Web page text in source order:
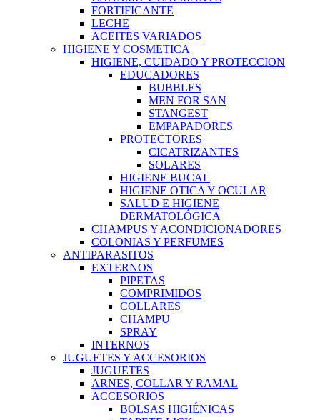
FORTIFICANTE
LECHE
ACEITES VARIADOS
HIGIENE Y COSMETICA
HIGIENE, CUIDADO Y PROTECCION
EDUCADORES
BUBBLES
MEN FOR SAN
STANGEST
EMPAPADORES
PROTECTORES
CICATRIZANTES
SOLARES
HIGIENE BUCAL
HIGIENE OTICA Y OCULAR
SALUD E HIGIENE
DERMATOLÓGICA
CHAMPUS Y ACONDICIONADORES
COLONIAS Y PERFUMES
ANTIPARASITOS
EXTERNOS
PIPETAS
COMPRIMIDOS
COLLARES
CHAMPU
SPRAY
INTERNOS
JUGUETES Y ACCESORIOS
JUGUETES
ARNES, COLLAR Y RAMAL
ACCESORIOS
BOLSAS HIGIÉNICAS